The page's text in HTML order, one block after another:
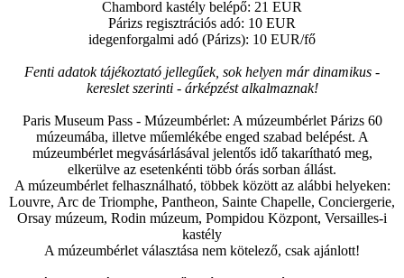
Chambord kastély belépő: 21 EUR
Párizs regisztrációs adó: 10 EUR
idegenforgalmi adó (Párizs): 10 EUR/fő
Fenti adatok tájékoztató jellegűek, sok helyen már dinamikus -
kereslet szerinti - árképzést alkalmaznak!
Paris Museum Pass - Múzeumbérlet: A múzeumbérlet Párizs 60
múzeumába, illetve műemlékébe enged szabad belépést. A
múzeumbérlet megvásárlásával jelentős idő takarítható meg,
elkerülve az esetenkénti több órás sorban állást.
A múzeumbérlet felhasználható, többek között az alábbi helyeken:
Louvre, Arc de Triomphe, Pantheon, Sainte Chapelle, Conciergerie,
Orsay múzeum, Rodin múzeum, Pompidou Központ, Versailles-i
kastély
A múzeumbérlet választása nem kötelező, csak ajánlott!